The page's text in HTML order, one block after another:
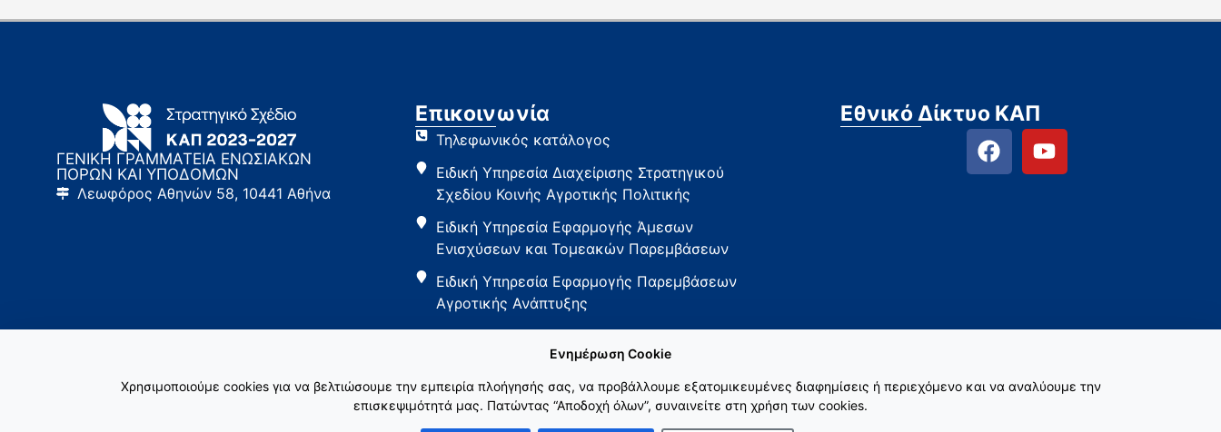
ΓΕΝΙΚΗ ΓΡΑΜΜΑΤΕΙΑ ΕΝΩΣΙΑΚΩΝ
ΠΟΡΩΝ ΚΑΙ ΥΠΟΔΟΜΩΝ
Λεωφόρος Αθηνών 58, 10441 Αθήνα
Επικοινωνία
Τηλεφωνικός κατάλογος
Ειδική Υπηρεσία Διαχείρισης Στρατηγικού
Σχεδίου Κοινής Αγροτικής Πολιτικής
Ειδική Υπηρεσία Εφαρμογής Άμεσων
Ενισχύσεων και Τομεακών Παρεμβάσεων
Ειδική Υπηρεσία Εφαρμογής Παρεμβάσεων
Αγροτικής Ανάπτυξης
Εθνικό Δίκτυο ΚΑΠ
Ενημέρωση Cookie
Χρησιμοποιούμε cookies για να βελτιώσουμε την εμπειρία πλοήγησής σας, να προβάλλουμε εξατομικευμένες διαφημίσεις ή περιεχόμενο και να αναλύουμε την
επισκεψιμότητά μας. Πατώντας “Αποδοχή όλων”, συναινείτε στη χρήση των cookies.